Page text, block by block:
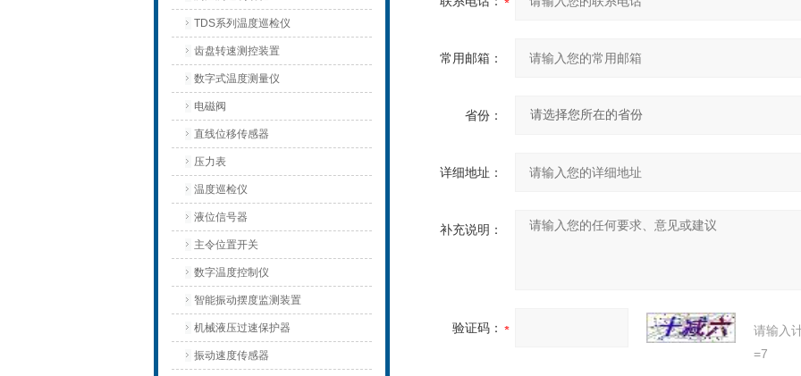
TDS系列温度巡检仪
齿盘转速测控装置
数字式温度测量仪
电磁阀
直线位移传感器
压力表
温度巡检仪
液位信号器
主令位置开关
数字温度控制仪
智能振动摆度监测装置
机械液压过速保护器
振动速度传感器
常用邮箱：
省份：
详细地址：
补充说明：
验证码：
请输入
=7